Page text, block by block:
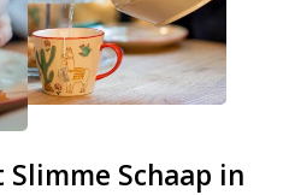
Schaap in